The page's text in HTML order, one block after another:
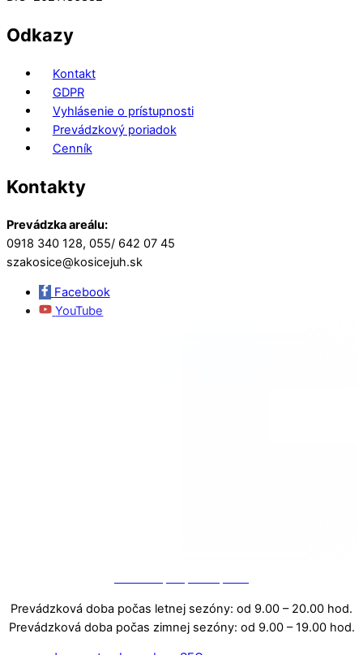
Odkazy
Kontakt
GDPR
Vyhlásenie o prístupnosti
Prevádzkový poriadok
Cenník
Kontakty
Prevádzka areálu:
0918 340 128, 055/ 642 07 45
szakosice@kosicejuh.sk
Facebook
YouTube
Prevádzková doba počas letnej sezóny: od 9.00 – 20.00 hod.
Prevádzková doba počas zimnej sezóny: od 9.00 – 19.00 hod.